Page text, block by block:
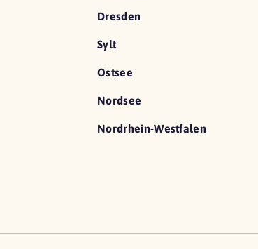
Dresden
Sylt
Ostsee
Nordsee
Nordrhein-Westfalen